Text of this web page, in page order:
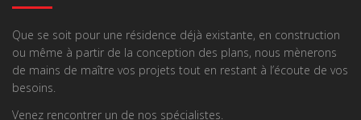
Que se soit pour une résidence déjà existante, en construction
ou même à partir de la conception des plans, nous mènerons
de mains de maître vos projets tout en restant à l’écoute de vos
besoins.
Venez rencontrer un de nos spécialistes.